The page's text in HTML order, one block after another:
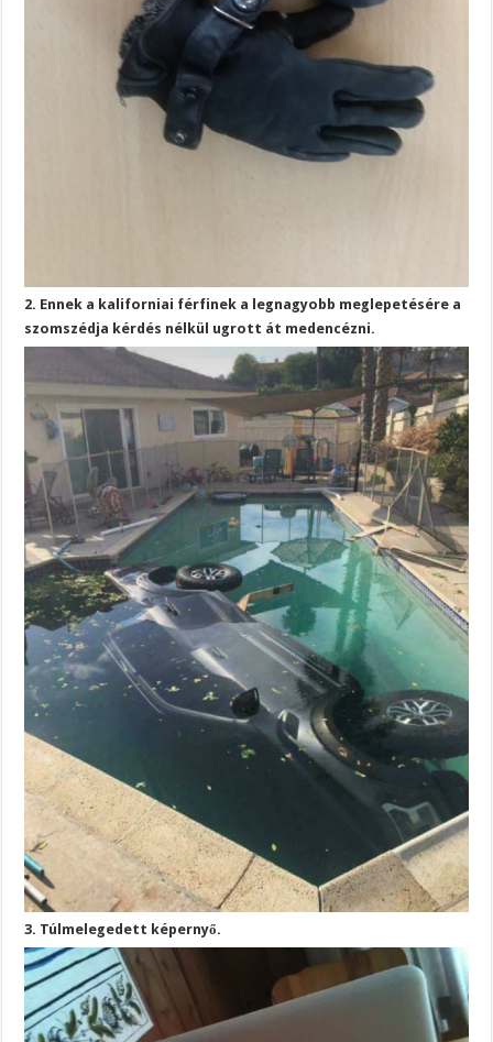
2. Ennek a kaliforniai férfinek a legnagyobb meglepetésére a
szomszédja kérdés nélkül ugrott át medencézni.
3. Túlmelegedett képernyő.